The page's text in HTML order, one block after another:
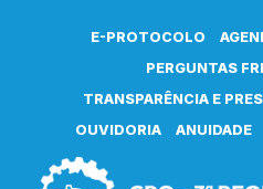
E-PROTOCOLO
PERGUNTAS
TRANSPARÊNCIA E
OUVIDORIA
ANUIDADE